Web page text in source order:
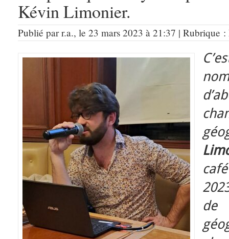
Kévin Limonier.
Publié par r.a., le 23 mars 2023 à 21:37 | Rubrique :